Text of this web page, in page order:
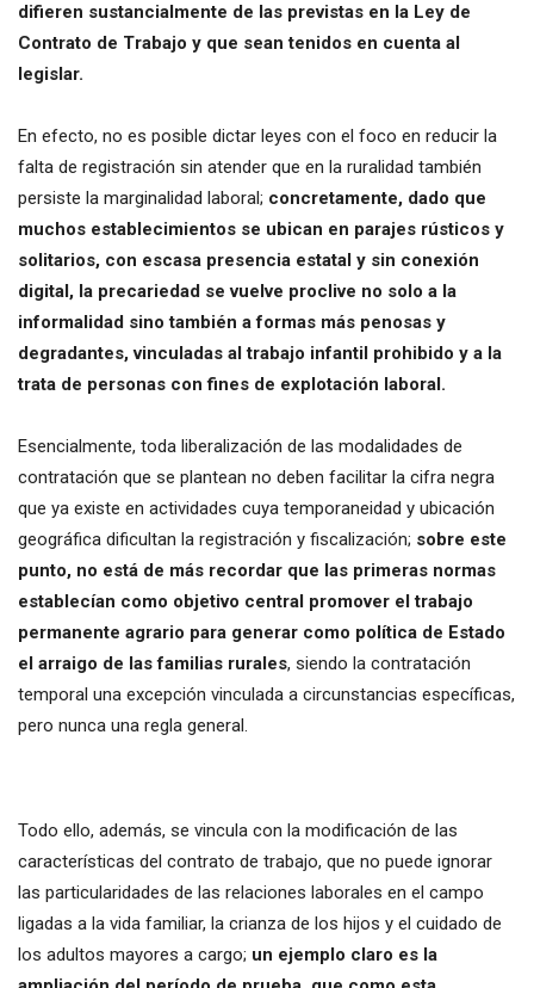
difieren sustancialmente de las previstas en la Ley de
Contrato de Trabajo y que sean tenidos en cuenta al
legislar.
En efecto, no es posible dictar leyes con el foco en reducir la
falta de registración sin atender que en la ruralidad también
persiste la marginalidad laboral; concretamente, dado que
muchos establecimientos se ubican en parajes rústicos y
solitarios, con escasa presencia estatal y sin conexión
digital, la precariedad se vuelve proclive no solo a la
informalidad sino también a formas más penosas y
degradantes, vinculadas al trabajo infantil prohibido y a la
trata de personas con fines de explotación laboral.
Esencialmente, toda liberalización de las modalidades de
contratación que se plantean no deben facilitar la cifra negra
que ya existe en actividades cuya temporaneidad y ubicación
geográfica dificultan la registración y fiscalización; sobre este
punto, no está de más recordar que las primeras normas
establecían como objetivo central promover el trabajo
permanente agrario para generar como política de Estado
el arraigo de las familias rurales, siendo la contratación
temporal una excepción vinculada a circunstancias específicas,
pero nunca una regla general.
Todo ello, además, se vincula con la modificación de las
características del contrato de trabajo, que no puede ignorar
las particularidades de las relaciones laborales en el campo
ligadas a la vida familiar, la crianza de los hijos y el cuidado de
los adultos mayores a cargo; un ejemplo claro es la